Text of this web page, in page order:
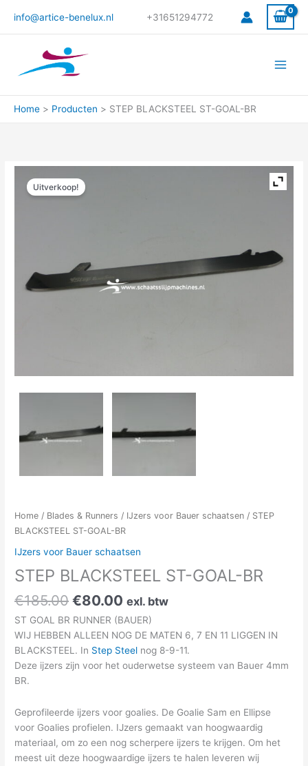
naar
de
info@artice-benelux.nl +31651294772
Home Producten STEP BLACKSTEEL ST-GOAL-BR
Uitverkoop!
Home / Blades & Runners / IJzers voor Bauer schaatsen / STEP
BLACKSTEEL ST-GOAL-BR
IJzers voor Bauer schaatsen
STEP BLACKSTEEL ST-GOAL-BR
€185.00
prijs
€80.00 exl. btw
ST GOAL BR RUNNER (BAUER)
WIJ HEBBEN ALLEEN NOG DE MATEN 6, 7 EN 11 LIGGEN IN
BLACKSTEEL. In Step Steel nog 8-9-11.
Deze ijzers zijn voor het ouderwetse systeem van Bauer 4mm
BR.
Geprofileerde ijzers voor goalies. De Goalie Sam en Ellipse
voor Goalies profielen. IJzers gemaakt van hoogwaardig
materiaal, om zo een nog scherpere ijzers te krijgen. Om het
meest uit deze hoogwaardige ijzers te halen leveren wij
BLACKSTEEL